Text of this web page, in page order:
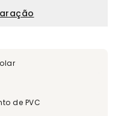
de PVC